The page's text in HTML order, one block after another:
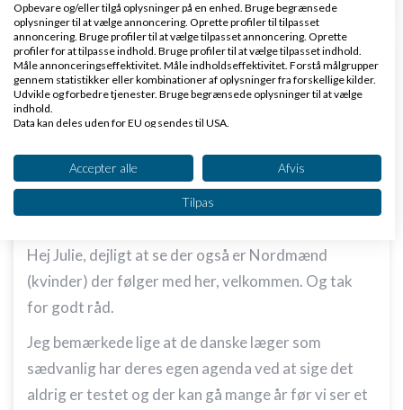
Mr. A Skrevet16-04-2016kl. 08:00
Hej Julie, dejligt at se der også er Nordmænd
(kvinder) der følger med her, velkommen. Og tak
for godt råd.
Jeg bemærkede lige at de danske læger som
sædvanlig har deres egen agenda ved at sige det
aldrig er testet og der kan gå mange år før vi ser et
Opbevare og/eller tilgå oplysninger på en enhed. Bruge begrænsede
oplysninger til at vælge annoncering. Oprette profiler til tilpasset
annoncering. Bruge profiler til at vælge tilpasset annoncering. Oprette
profiler for at tilpasse indhold. Bruge profiler til at vælge tilpasset indhold.
Måle annonceringseffektivitet. Måle indholdseffektivitet. Forstå målgrupper
gennem statistikker eller kombinationer af oplysninger fra forskellige kilder.
Udvikle og forbedre tjenester. Bruge begrænsede oplysninger til at vælge
indhold.
Data kan deles uden for EU og sendes til USA.
Se partnerliste (2 IAB-leverandører)
Vi bruger dine data til følgende formål:
IAB's behandlingsformål:
enhed
Bruge begrænsede oplysninger til at vælge
annoncering
Oprette profiler til tilpasset annoncering
Bruge profiler til at vælge tilpasset
annoncering
Accepter alle Afvis
Tilpas